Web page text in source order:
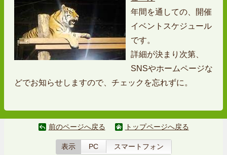
年間を通しての、開催
イベントスケジュール
です。
詳細が決まり次第、
SNSやホームページな
どでお知らせしますので、チェックを忘れずに。
前のページへ戻る トップページへ戻る
表示 PC スマートフォン